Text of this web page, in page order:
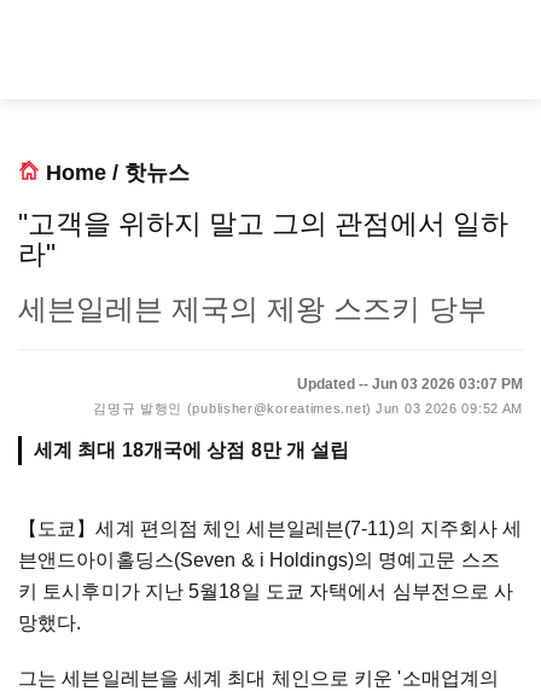
Home / 핫뉴스
"고객을 위하지 말고 그의 관점에서 일하
라"
세븐일레븐 제국의 제왕 스즈키 당부
Updated -- Jun 03 2026 03:07 PM
김명규 발행인 (publisher@koreatimes.net) Jun 03 2026 09:52 AM
세계 최대 18개국에 상점 8만 개 설립
【도쿄】세계 편의점 체인 세븐일레븐(7-11)의 지주회사 세
븐앤드아이홀딩스(Seven & i Holdings)의 명예고문 스즈
키 토시후미가 지난 5월18일 도쿄 자택에서 심부전으로 사
망했다.
그는 세븐일레븐을 세계 최대 체인으로 키운 '소매업계의